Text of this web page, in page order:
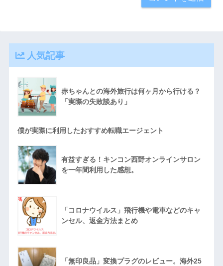
人気記事
赤ちゃんとの海外旅行は何ヶ月から行ける？
「実際の失敗談あり」
僕が実際に利用したおすすめ転職エージェント
有益すぎる！キンコン西野オンラインサロン
を一年間利用した感想。
「コロナウイルス」飛行機や電車などのキャ
ンセル、返金方法まとめ
「無印良品」変換プラグのレビュー。海外25